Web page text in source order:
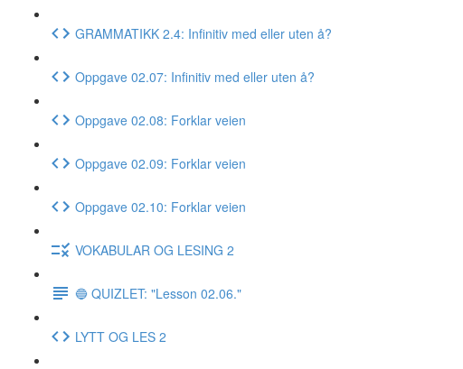
GRAMMATIKK 2.4: Infinitiv med eller uten å?
Oppgave 02.07: Infinitiv med eller uten å?
Oppgave 02.08: Forklar veien
Oppgave 02.09: Forklar veien
Oppgave 02.10: Forklar veien
VOKABULAR OG LESING 2
🔵 QUIZLET: "Lesson 02.06."
LYTT OG LES 2